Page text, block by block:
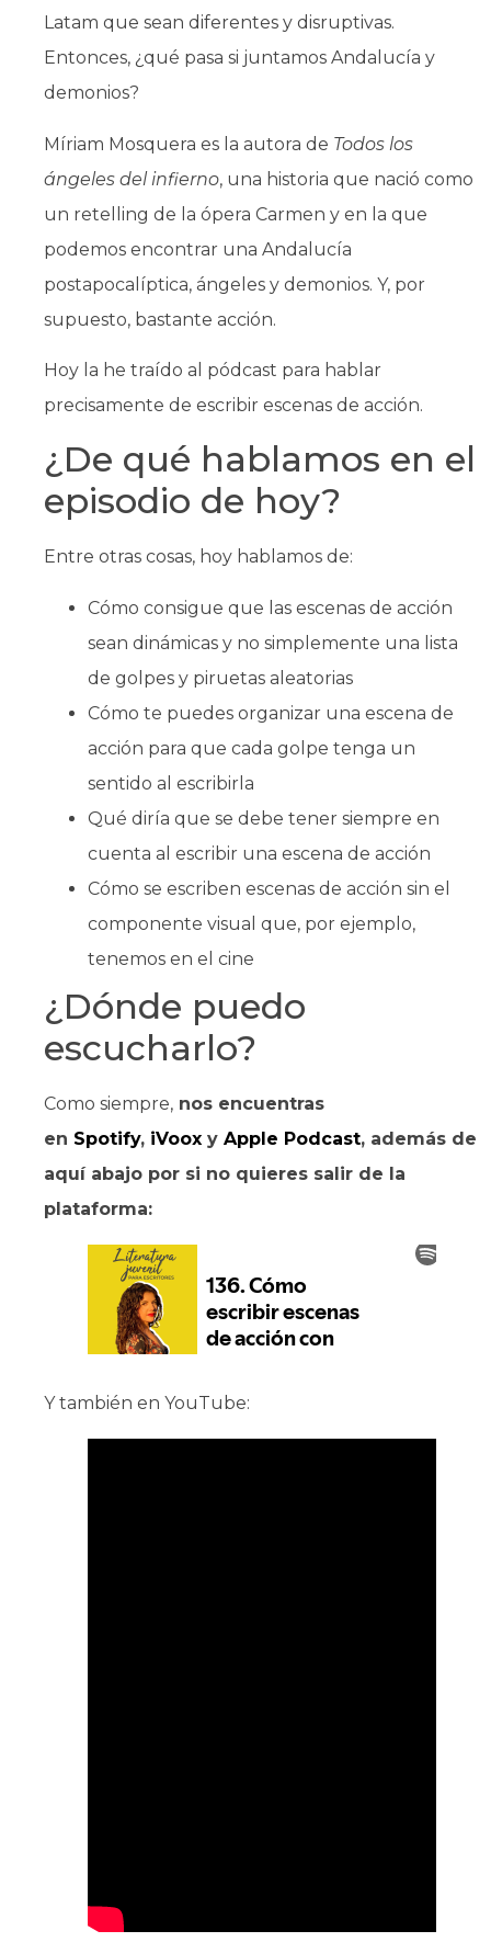
Latam que sean diferentes y disruptivas.
Entonces, ¿qué pasa si juntamos Andalucía y
demonios?
Míriam Mosquera es la autora de Todos los
ángeles del infierno, una historia que nació como
un retelling de la ópera Carmen y en la que
podemos encontrar una Andalucía
postapocalíptica, ángeles y demonios. Y, por
supuesto, bastante acción.
Hoy la he traído al pódcast para hablar
precisamente de escribir escenas de acción.
¿De qué hablamos en el
episodio de hoy?
Entre otras cosas, hoy hablamos de:
Cómo consigue que las escenas de acción
sean dinámicas y no simplemente una lista
de golpes y piruetas aleatorias
Cómo te puedes organizar una escena de
acción para que cada golpe tenga un
sentido al escribirla
Qué diría que se debe tener siempre en
cuenta al escribir una escena de acción
Cómo se escriben escenas de acción sin el
componente visual que, por ejemplo,
tenemos en el cine
¿Dónde puedo
escucharlo?
Como siempre, nos encuentras
en Spotify, iVoox y Apple Podcast, además de
aquí abajo por si no quieres salir de la
plataforma:
Y también en YouTube: